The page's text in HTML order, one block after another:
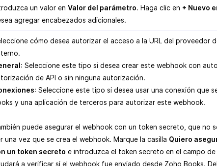
un valor en Valor del parámetro. Haga clic en + Nuevo
agregar encabezados adicionales.
cómo desea autorizar el acceso a la URL del proveedor
: Seleccione este tipo si desea crear este webhook con
de API o sin ninguna autorización.
: Seleccione este tipo si desea usar una conexión que
y una aplicación de terceros para autorizar este webhook.
puede asegurar el webhook con un token secreto, que no
una vez que se crea el webhook. Marque la casilla Quiero
un token secreto e introduzca el token secreto en el campo de
a verificar si el webhook fue enviado desde Zoho Books.